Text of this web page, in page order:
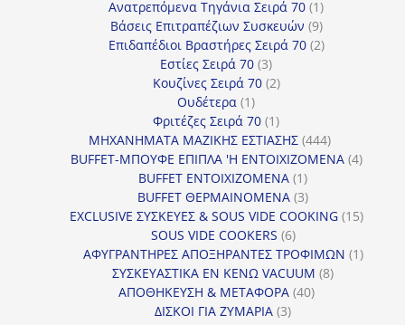
προϊόντα
Ανατρεπόμενα Τηγάνια Σειρά 70 11
προϊόν
Βάσεις Επιτραπέζιων Συσκευών 99
προϊόντα
Επιδαπέδιοι Βραστήρες Σειρά 70 22
Εστίες Σειρά 70 33
προϊόντα
Κουζίνες Σειρά 70 22
Ουδέτερα 11
προϊόν
Φριτέζες Σειρά 70 11
προϊόν
ΜΗΧΑΝΗΜΑΤΑ ΜΑΖΙΚΗΣ ΕΣΤΙΑΣΗΣ 444444
προϊόντα
BUFFET-ΜΠΟΥΦΕ ΕΠΙΠΛΑ 'Η ΕΝΤΟΙΧΙΖΟΜΕΝΑ 44
BUFFET ΕΝΤΟΙΧΙΖΟΜΕΝΑ 11
προϊόν
BUFFET ΘΕΡΜΑΙΝΟΜΕΝΑ 33
προϊόντα
EXCLUSIVE ΣΥΣΚΕΥΕΣ & SOUS VIDE COOKING 1515
SOUS VIDE COOKERS 66
προϊόντα
ΑΦΥΓΡΑΝΤΗΡΕΣ ΑΠΟΞΗΡΑΝΤΕΣ ΤΡΟΦΙΜΩΝ 11
ΣΥΣΚΕΥΑΣΤΙΚΑ ΕΝ ΚΕΝΩ VACUUM 88
ΑΠΟΘΗΚΕΥΣΗ & ΜΕΤΑΦΟΡΑ 4040
ΔΙΣΚΟΙ ΓΙΑ ΖΥΜΑΡΙΑ 33